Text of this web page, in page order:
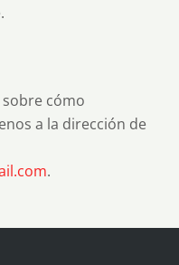
cómo
a la dirección de
.